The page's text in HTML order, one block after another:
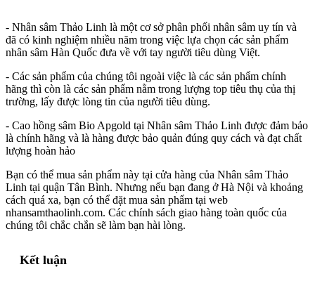
- Nhân sâm Thảo Linh là một cơ sở phân phối nhân sâm uy tín và
đã có kinh nghiệm nhiều năm trong việc lựa chọn các sản phẩm
nhân sâm Hàn Quốc đưa về với tay người tiêu dùng Việt.
- Các sản phẩm của chúng tôi ngoài việc là các sản phẩm chính
hãng thì còn là các sản phẩm nằm trong lượng top tiêu thụ của thị
trường, lấy được lòng tin của người tiêu dùng.
- Cao hồng sâm Bio Apgold tại Nhân sâm Thảo Linh được đảm bảo
là chính hãng và là hàng được bảo quản đúng quy cách và đạt chất
lượng hoàn hảo
Bạn có thể mua sản phẩm này tại cửa hàng của Nhân sâm Thảo
Linh tại quận Tân Bình. Nhưng nếu bạn đang ở Hà Nội và khoảng
cách quá xa, bạn có thể đặt mua sản phẩm tại web
nhansamthaolinh.com. Các chính sách giao hàng toàn quốc của
chúng tôi chắc chắn sẽ làm bạn hài lòng.
Kết luận